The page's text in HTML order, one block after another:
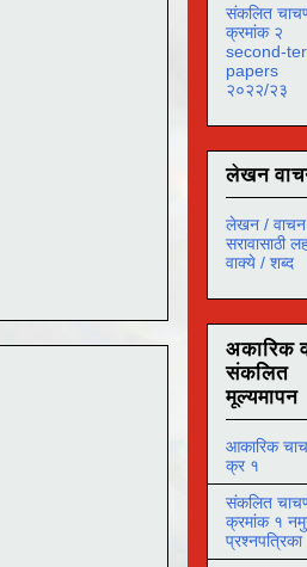
संकलित
क्रमांक २
second-
papers
२०२२/२३
लेखन
लेखन / वाचन
सरावासाठी
वाक्ये / शब्द
अकारिक
संकलित
मूल्यमापन
आकारिक
क्र १
संकलित
क्रमांक १
प्रश्नपत्रिका